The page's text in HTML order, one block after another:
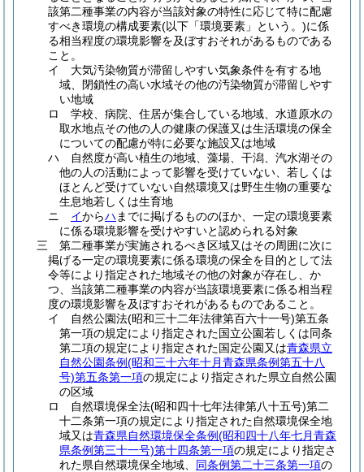
該第二種事業の内容が当該対象の特性に応じて特に配慮
すべき環境の構成要素(以下「環境要素」という。)に係
る相当程度の環境影響を及ぼすおそれがあるものである
こと。
イ
大気汚染物質が滞留しやすい気象条件を有する地
域、閉鎖性の高い水域その他の汚染物質が滞留しやす
い地域
ロ
学校、病院、住居が集合している地域、水道原水の
取水地点その他の人の健康の保護又は生活環境の保全
についての配慮が特に必要な施設又は地域
ハ
自然度が高い植生の地域、藻場、干潟、汽水湖その
他の人の活動によって影響を受けていない、若しくは
ほとんど受けていない自然環境又は野生生物の重要な
生息地若しくは生育地
ニ
イからハ までに掲げるもののほか、一定の環境要素
に係る環境影響を受けやすいと認められる対象
三
第二種事業が実施されるべき区域又はその周囲に次に
掲げる一定の環境要素に係る環境の保全を目的として法
令等により指定された地域その他の対象が存在し、か
つ、当該第二種事業の内容が当該環境要素に係る相当程
度の環境影響を及ぼすおそれがあるものであること。
イ
自然公園法(昭和三十二年法律第百六十一号)第五条
第一項の規定により指定された国立公園若しくは同条
第二項の規定により指定された国定公園又は青森県立
自然公園条例(昭和三十六年十月青森県条例第五十八
号)第五条第一項の規定により指定された県立自然公園
の区域
ロ
自然環境保全法(昭和四十七年法律第八十五号)第二
十二条第一項の規定により指定された自然環境保全地
域又は青森県自然環境保全条例(昭和四十八年七月青森
県条例第三十一号)第十四条第一項の規定により指定さ
れた県自然環境保全地域、 同条例第二十三条第一項の